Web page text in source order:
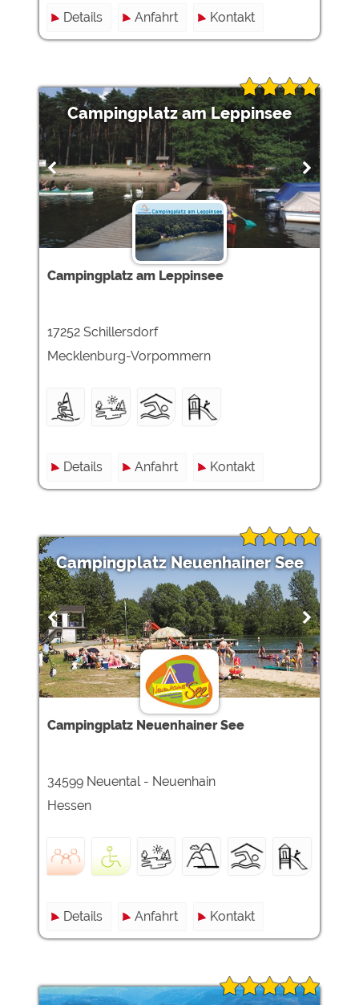
Details Anfahrt Kontakt
Campingplatz am Leppinsee
Campingplatz am Leppinsee
17252 Schillersdorf
Mecklenburg-Vorpommern
Details Anfahrt Kontakt
Campingplatz Neuenhainer See
Campingplatz Neuenhainer See
34599 Neuental - Neuenhain
Hessen
Details Anfahrt Kontakt